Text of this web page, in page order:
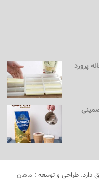
پرورد
دارد. طراحی و توسعه : ماهان